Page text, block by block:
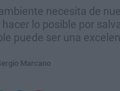
necesita de
lo posible por
puede ser una
Marcano